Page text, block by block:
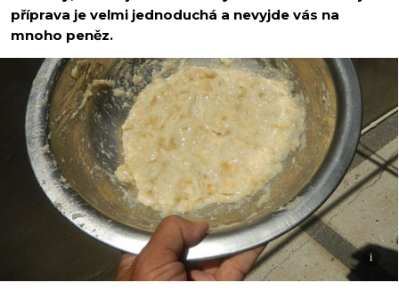
příprava je velmi jednoduchá a nevyjde vás na
mnoho peněz.
i